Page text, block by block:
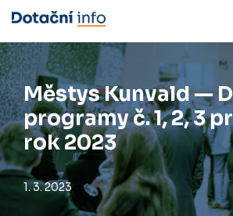
Přeskočit
na
obsah
Městys Kunvald —
programy č. 1, 2, 3
rok 2023
1. 3. 2023